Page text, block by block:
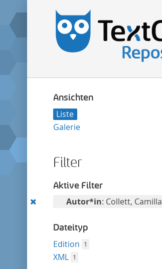
Ansichten
Liste
Galerie
Filter
Aktive Filter
Diesen
entfernen
Autor*in: Collett, Camilla
Dateityp
Edition 1
XML 1